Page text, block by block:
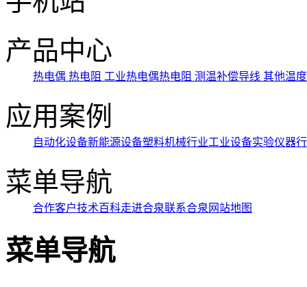
产品中心
热电偶 热电阻 工业热电偶热电阻 测温补偿导线 其他温
应用案例
自动化设备新能源设备塑料机械行业工业设备实验仪器
菜单导航
合作客户技术百科走进合泉联系合泉 网站地图
菜单导航